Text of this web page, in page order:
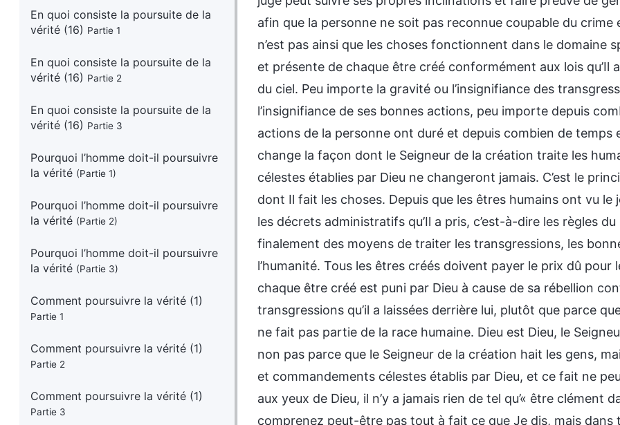
En quoi consiste la poursuite de la
vérité (16) Partie 1
En quoi consiste la poursuite de la
vérité (16) Partie 2
En quoi consiste la poursuite de la
vérité (16) Partie 3
Pourquoi l’homme doit-il poursuivre
la vérité (Partie 1)
Pourquoi l’homme doit-il poursuivre
la vérité (Partie 2)
Pourquoi l’homme doit-il poursuivre
la vérité (Partie 3)
Comment poursuivre la vérité (1)
Partie 1
Comment poursuivre la vérité (1)
Partie 2
Comment poursuivre la vérité (1)
Partie 3